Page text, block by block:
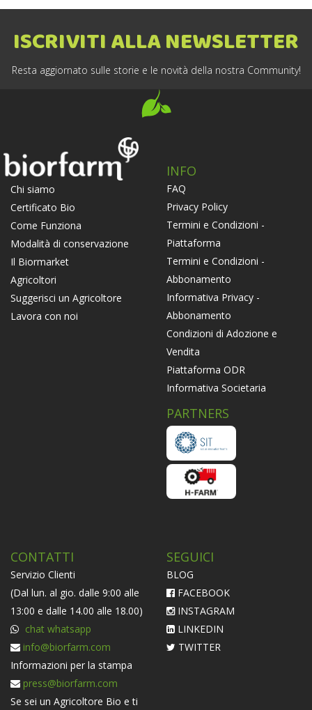
ISCRIVITI ALLA NEWSLETTER
Resta aggiornato sulle storie e le novità della nostra Community!
Chi siamo
Certificato Bio
Come Funziona
Modalità di conservazione
Il Biormarket
Agricoltori
Suggerisci un Agricoltore
Lavora con noi
INFO
FAQ
Privacy Policy
Termini e Condizioni -
Piattaforma
Termini e Condizioni -
Abbonamento
Informativa Privacy -
Abbonamento
Condizioni di Adozione e
Vendita
Piattaforma ODR
Informativa Societaria
PARTNERS
CONTATTI
Servizio Clienti
(Dal lun. al gio. dalle 9:00 alle
13:00 e dalle 14.00 alle 18.00)
chat whatsapp
info@biorfarm.com
Informazioni per la stampa
press@biorfarm.com
Se sei un Agricoltore Bio e ti
SEGUICI
BLOG
FACEBOOK
INSTAGRAM
LINKEDIN
TWITTER